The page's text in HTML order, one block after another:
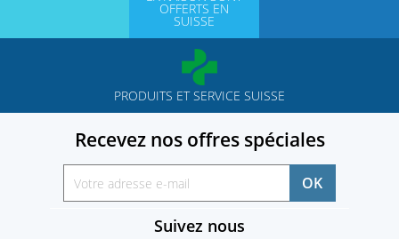
OFFERTS EN
SUISSE
PRODUITS ET SERVICE SUISSE
Recevez nos offres spéciales
Suivez nous